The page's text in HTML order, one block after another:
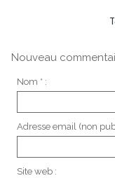
Nouveau
Nom * :
Adresse email (non
Site web :